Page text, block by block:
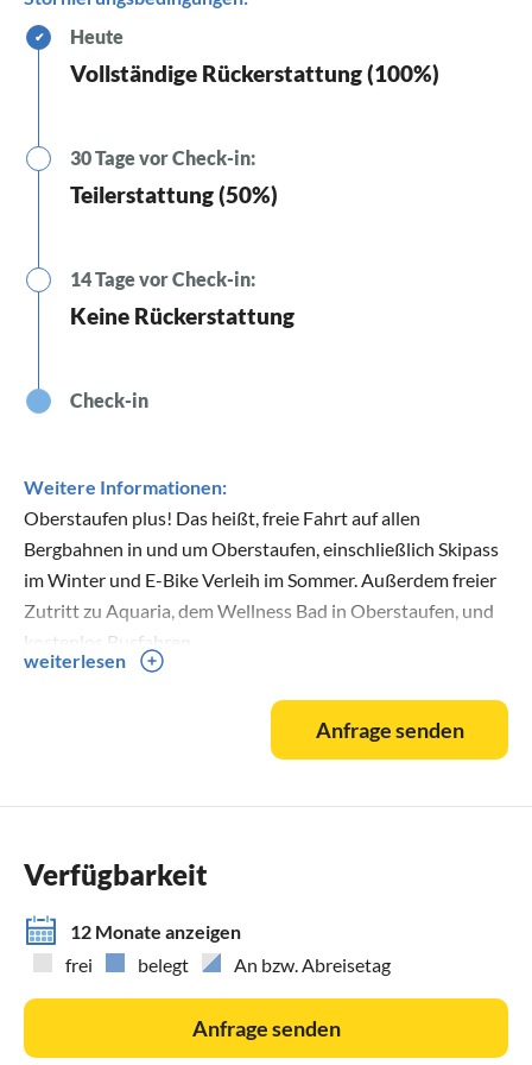
✔ Heute
Vollständige Rückerstattung (100%)
30 Tage vor Check-in:
Teilerstattung (50%)
14 Tage vor Check-in:
Keine Rückerstattung
Check-in
Weitere Informationen:
Oberstaufen plus! Das heißt, freie Fahrt auf allen
Bergbahnen in und um Oberstaufen, einschließlich Skipass
im Winter und E-Bike Verleih im Sommer. Außerdem freier
Zutritt zu Aquaria, dem Wellness Bad in Oberstaufen, und
kostenlos Busfahren.
Wichtig zu wissen, wir werden Oberstaufen Plus ab 2027
Die meisten Wanderwege in und um Steibis sind nicht nur
Ein Wäschepaket bestehend aus Bettwäsche, Handtüchern
und Geschirrtüchern kann gemietet werden: Euro 15 pro
Person. Bitte vor der Anreise angeben. Die Bezahlung
erfolgt vor Ort.
weiterlesen
Anfrage senden
Verfügbarkeit
12 Monate anzeigen
frei
belegt An bzw. Abreisetag
Anfrage senden